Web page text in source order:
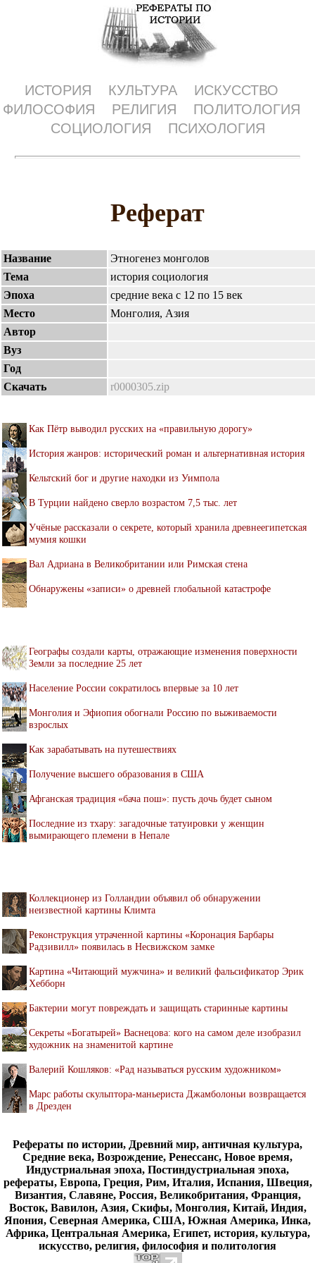
ИСТОРИЯ КУЛЬТУРА
ИСКУССТВО
ФИЛОСОФИЯ
РЕЛИГИЯ
ПОЛИТОЛОГИЯ
СОЦИОЛОГИЯ
ПСИХОЛОГИЯ
Реферат
Название
Этногенез монголов
Тема
история социология
Эпоха
средние века с 12 по 15 век
Место
Монголия, Азия
Автор
Вуз
Год
Скачать
r0000305.zip
Как Пётр выводил русских на «правильную дорогу»
История жанров: исторический роман и альтернативная история
Кельтский бог и другие находки из Уимпола
В Турции найдено сверло возрастом 7,5 тыс. лет
Учёные рассказали о секрете, который хранила древнеегипетская
мумия кошки
Вал Адриана в Великобритании или Римская стена
Обнаружены «записи» о древней глобальной катастрофе
Географы создали карты, отражающие изменения поверхности
Земли за последние 25 лет
Население России сократилось впервые за 10 лет
Монголия и Эфиопия обогнали Россию по выживаемости
взрослых
Как зарабатывать на путешествиях
Получение высшего образования в США
Афганская традиция «бача пош»: пусть дочь будет сыном
Последние из тхару: загадочные татуировки у женщин
вымирающего племени в Непале
Коллекционер из Голландии объявил об обнаружении
неизвестной картины Климта
Реконструкция утраченной картины «Коронация Барбары
Радзивилл» появилась в Несвижском замке
Картина «Читающий мужчина» и великий фальсификатор Эрик
Хебборн
Бактерии могут повреждать и защищать старинные картины
Секреты «Богатырей» Васнецова: кого на самом деле изобразил
художник на знаменитой картине
Валерий Кошляков: «Рад называться русским художником»
Марс работы скульптора-маньериста Джамболоньи возвращается
в Дрезден
Рефераты по истории, Древний мир, античная культура,
Средние века, Возрождение, Ренессанс, Новое время,
Индустриальная эпоха, Постиндустриальная эпоха,
рефераты, Европа, Греция, Рим, Италия, Испания, Швеция,
Византия, Славяне, Россия, Великобритания, Франция,
Восток, Вавилон, Азия, Скифы, Монголия, Китай, Индия,
Япония, Северная Америка, США, Южная Америка, Инка,
Африка, Центральная Америка, Египет, история, культура,
искусство, религия, философия и политология